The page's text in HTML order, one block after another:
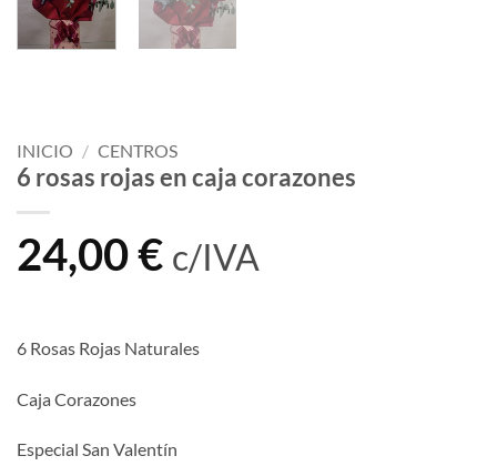
INICIO / CENTROS
6 rosas rojas en caja corazones
24,00€ c/IVA
6 Rosas Rojas Naturales
Caja Corazones
Especial San Valentín